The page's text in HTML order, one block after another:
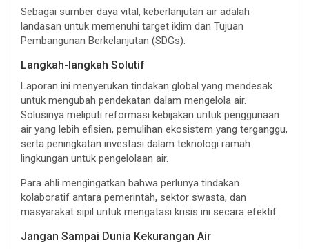
Sebagai sumber daya vital, keberlanjutan air adalah
landasan untuk memenuhi target iklim dan Tujuan
Pembangunan Berkelanjutan (SDGs).
Langkah-langkah Solutif
Laporan ini menyerukan tindakan global yang mendesak
untuk mengubah pendekatan dalam mengelola air.
Solusinya meliputi reformasi kebijakan untuk penggunaan
air yang lebih efisien, pemulihan ekosistem yang terganggu,
serta peningkatan investasi dalam teknologi ramah
lingkungan untuk pengelolaan air.
Para ahli mengingatkan bahwa perlunya tindakan
kolaboratif antara pemerintah, sektor swasta, dan
masyarakat sipil untuk mengatasi krisis ini secara efektif.
Jangan Sampai Dunia Kekurangan Air